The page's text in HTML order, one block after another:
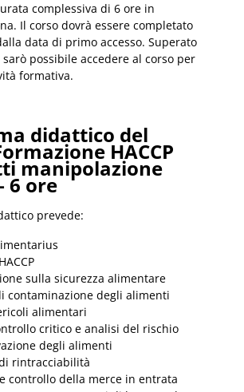
complessiva di 6 ore in
Il corso dovrà essere completato
data di primo accesso. Superato
possibile accedere al corso per
formativa.
didattico del
HACCP
manipolazione
6 ore
prevede:
sulla sicurezza alimentare
contaminazione degli alimenti
alimentari
critico e analisi del rischio
degli alimenti
rintracciabilità
controllo della merce in entrata